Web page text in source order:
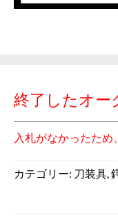
終了したオー
入札がなかったた
カテゴリー: 刀装具